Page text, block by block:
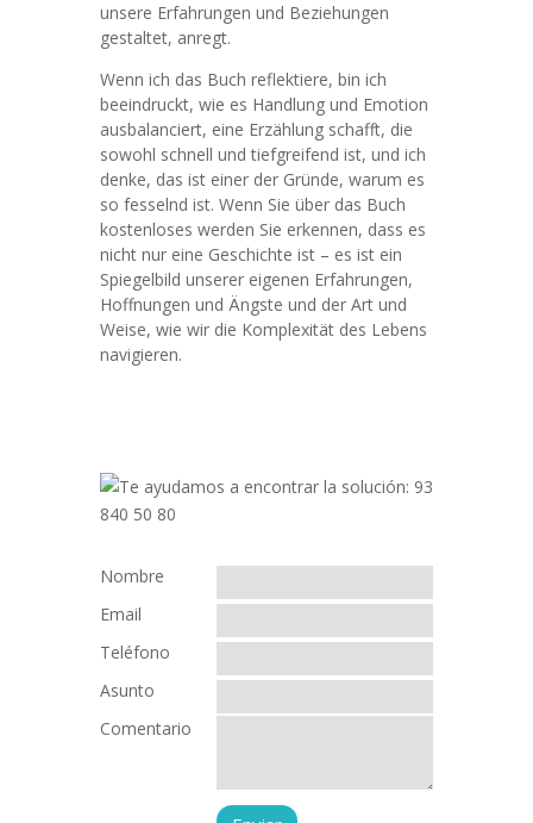
unsere Erfahrungen und Beziehungen
gestaltet, anregt.
Wenn ich das Buch reflektiere, bin ich
beeindruckt, wie es Handlung und Emotion
ausbalanciert, eine Erzählung schafft, die
sowohl schnell und tiefgreifend ist, und ich
denke, das ist einer der Gründe, warum es
so fesselnd ist. Wenn Sie über das Buch
kostenloses werden Sie erkennen, dass es
nicht nur eine Geschichte ist – es ist ein
Spiegelbild unserer eigenen Erfahrungen,
Hoffnungen und Ängste und der Art und
Weise, wie wir die Komplexität des Lebens
navigieren.
Nombre
Email
Teléfono
Asunto
Comentario